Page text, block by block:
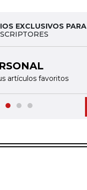
EXCLUSIVOS PARA
artículos favoritos